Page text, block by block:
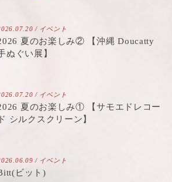
/ イベント
夏のお楽しみ② 【沖縄 Doucatty
ぬぐい展】
/ イベント
夏のお楽しみ① 【サモエドレコー
ド シルクスクリーン】
/ イベント
ビット)